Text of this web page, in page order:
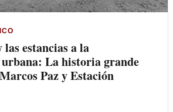
estancias a la
La historia grande
Paz y Estación